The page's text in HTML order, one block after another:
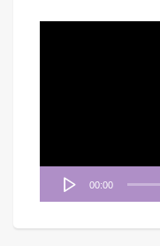
00:00